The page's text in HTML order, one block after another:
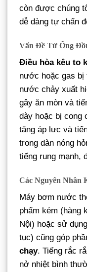
còn được chúng
dễ dàng tự chẩn
Vấn Đề Từ Ống
Điều hòa kêu to
nước hoặc gas bị
nước chảy xuất
gây ăn mòn và
dày hoặc bị cong
tăng áp lực và
trong dàn nóng
tiếng rung mạnh,
Các Nguyên Nhân
Máy bơm nước
phẩm kém (hàng
Nội) hoặc sử
tục) cũng góp
chạy. Tiếng rắc
nở nhiệt bình